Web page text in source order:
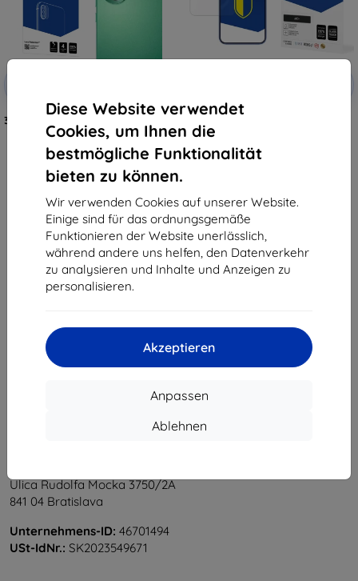
Diese Website verwendet
Cookies, um Ihnen die
bestmögliche Funktionalität
bieten zu können.
Wir verwenden Cookies auf unserer Website.
Einige sind für das ordnungsgemäße
Funktionieren der Website unerlässlich,
während andere uns helfen, den Datenverkehr
zu analysieren und Inhalte und Anzeigen zu
personalisieren.
Akzeptieren
Anpassen
Ablehnen
3MK Lens Protect Huawei Nova 12
Kameralinsenschutz 4 Stück
7,90 €
4,41 €
3MK Folia ARC+ Huawei Nova 12
12,90 €
7,12 €
1
Ulica Rudolfa Mocka 3750/2A
841 04 Bratislava
Unternehmens-ID: 46701494
USt-IdNr.: SK2023549671